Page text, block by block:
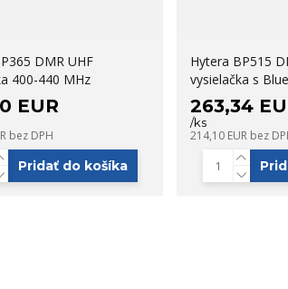
DMR UHF
400-440 MHz
EUR
bez DPH
Pridať do košíka
Hytera BP515
vysielačka s
263,34
/ks
214,10 EUR bez